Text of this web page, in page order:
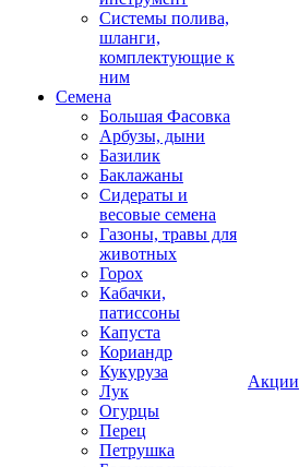
Системы полива,
шланги,
комплектующие к
ним
Семена
Большая Фасовка
Арбузы, дыни
Базилик
Баклажаны
Сидераты и
весовые семена
Газоны, травы для
животных
Горох
Кабачки,
патиссоны
Капуста
Кориандр
Кукуруза
Лук
Огурцы
Перец
Петрушка
Акции